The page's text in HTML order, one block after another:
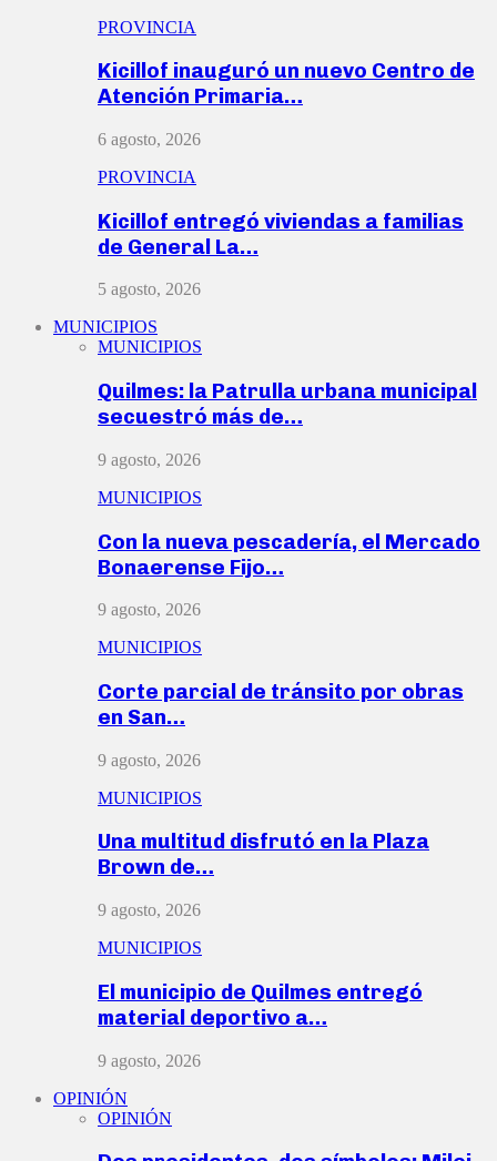
PROVINCIA
Kicillof inauguró un nuevo Centro de
Atención Primaria…
6 agosto, 2026
PROVINCIA
Kicillof entregó viviendas a familias
de General La…
5 agosto, 2026
MUNICIPIOS
MUNICIPIOS
Quilmes: la Patrulla urbana municipal
secuestró más de…
9 agosto, 2026
MUNICIPIOS
Con la nueva pescadería, el Mercado
Bonaerense Fijo…
9 agosto, 2026
MUNICIPIOS
Corte parcial de tránsito por obras
en San…
9 agosto, 2026
MUNICIPIOS
Una multitud disfrutó en la Plaza
Brown de…
9 agosto, 2026
MUNICIPIOS
El municipio de Quilmes entregó
material deportivo a…
9 agosto, 2026
OPINIÓN
OPINIÓN